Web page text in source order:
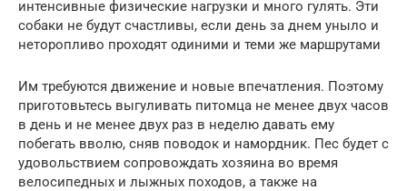
интенсивные физические нагрузки и много гулять. Эти
собаки не будут счастливы, если день за днем уныло и
неторопливо проходят одиними и теми же маршрутами
Им требуются движение и новые впечатления. Поэтому
приготовьтесь выгуливать питомца не менее двух часов
в день и не менее двух раз в неделю давать ему
побегать вволю, сняв поводок и намордник. Пес будет с
удовольствием сопровождать хозяина во время
велосипедных и лыжных походов, а также на